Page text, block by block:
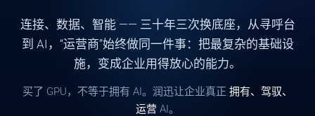
连接、 数据、 智能—— 三十年三次换底座，从寻呼台
到 AI，“运营商”始终做同一件事：把最复杂的基础设
施，变成企业用得放心的能力。
买了 GPU，不等于拥有 AI。润迅让企业真正 拥有、驾驭、
运营 AI。